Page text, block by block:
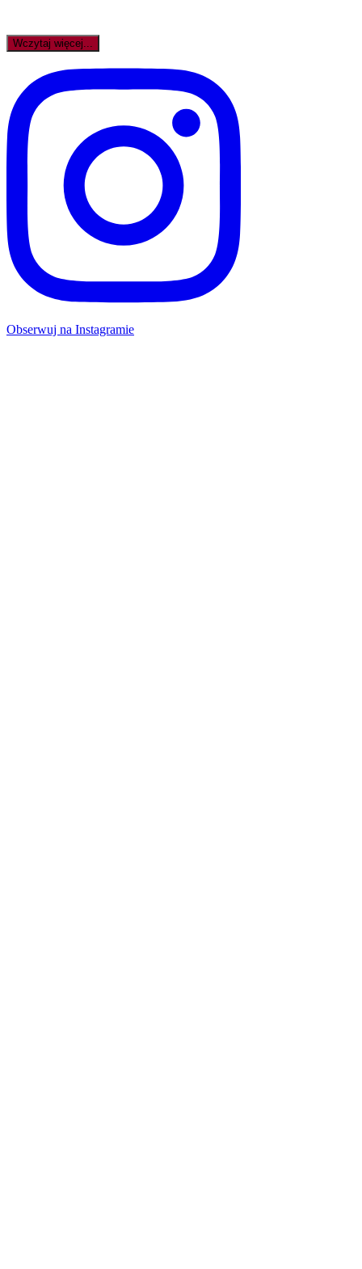
Wczytaj więcej...
Obserwuj na Instagramie